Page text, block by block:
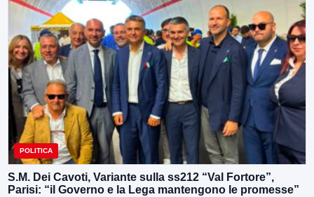
POLITICA
S.M. Dei Cavoti, Variante sulla ss212 “Val Fortore”,
Parisi: “il Governo e la Lega mantengono le promesse”